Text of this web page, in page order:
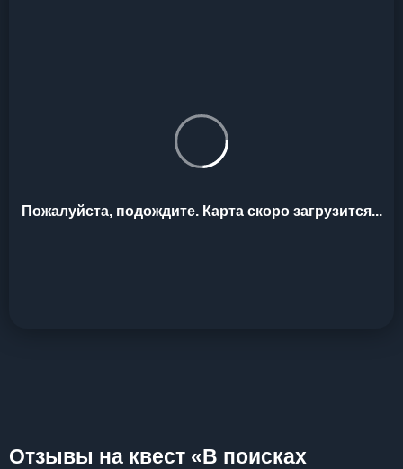
Пожалуйста, подождите. Карта скоро загрузится...
Отзывы на квест «В поисках